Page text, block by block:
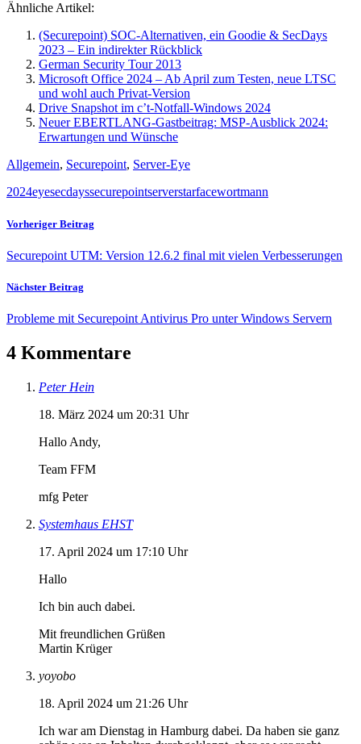
Ähnliche Artikel:
(Securepoint) SOC-Alternativen, ein Goodie & SecDays
2023 – Ein indirekter Rückblick
German Security Tour 2013
Microsoft Office 2024 – Ab April zum Testen, neue LTSC
und wohl auch Privat-Version
Drive Snapshot im c’t-Notfall-Windows 2024
Neuer EBERTLANG-Gastbeitrag: MSP-Ausblick 2024:
Erwartungen und Wünsche
Allgemein, Securepoint, Server-Eye
2024eyesecdayssecurepointserverstarfacewortmann
Vorheriger Beitrag
Securepoint UTM: Version 12.6.2 final mit vielen Verbesserungen
Nächster Beitrag
Probleme mit Securepoint Antivirus Pro unter Windows Servern
4 Kommentare
Peter Hein
18. März 2024 um 20:31 Uhr
Hallo Andy,
Team FFM
mfg Peter
Systemhaus EHST
17. April 2024 um 17:10 Uhr
Hallo
Ich bin auch dabei.
Mit freundlichen Grüßen
Martin Krüger
yoyobo
18. April 2024 um 21:26 Uhr
Ich war am Dienstag in Hamburg dabei. Da haben sie ganz